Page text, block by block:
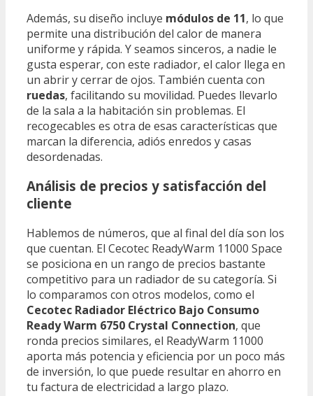
Además, su diseño incluye módulos de 11, lo que
permite una distribución del calor de manera
uniforme y rápida. Y seamos sinceros, a nadie le
gusta esperar, con este radiador, el calor llega en
un abrir y cerrar de ojos. También cuenta con
ruedas, facilitando su movilidad. Puedes llevarlo
de la sala a la habitación sin problemas. El
recogecables es otra de esas características que
marcan la diferencia, adiós enredos y casas
desordenadas.
Análisis de precios y satisfacción del
cliente
Hablemos de números, que al final del día son los
que cuentan. El Cecotec ReadyWarm 11000 Space
se posiciona en un rango de precios bastante
competitivo para un radiador de su categoría. Si
lo comparamos con otros modelos, como el
Cecotec Radiador Eléctrico Bajo Consumo
Ready Warm 6750 Crystal Connection, que
ronda precios similares, el ReadyWarm 11000
aporta más potencia y eficiencia por un poco más
de inversión, lo que puede resultar en ahorro en
tu factura de electricidad a largo plazo.